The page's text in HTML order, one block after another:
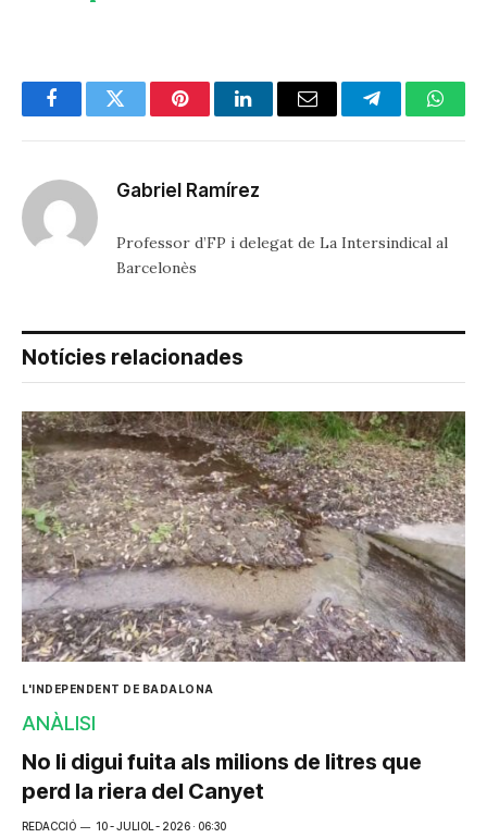
FacebookTwitter PinterestLinkedInEmail Telegram
Gabriel Ramírez
Professor d’FP i delegat de La Intersindical al
Barcelonès
Notícies relacionades
L'INDEPENDENT DE BADALONA
ANÀLISI
No li digui fuita als milions de litres que
perd la riera del Canyet
REDACCIÓ 10 - JULIOL - 2026 · 06:30